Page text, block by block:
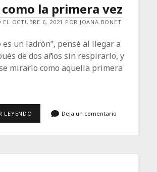
como la primera vez
EL OCTUBRE 6, 2021 POR JOANA BONET
es un ladrón”, pensé al llegar a
de dos años sin respirarlo, y
mirarlo como aquella primera
LEYENDO
PRIMERA
Deja un comentario